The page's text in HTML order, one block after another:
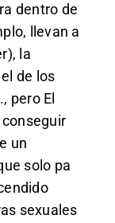
dentro de
llevan a
la
de los
pero El
conseguir
un
solo pa
sexuales